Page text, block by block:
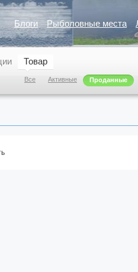
Блоги Рыболовные места
Товар
Все Активные Проданные